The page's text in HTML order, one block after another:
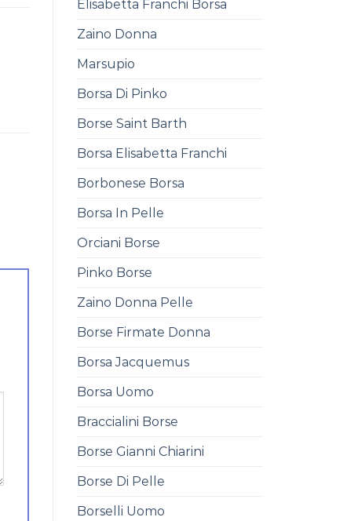
Elisabetta Franchi Borsa
Zaino Donna
Marsupio
Borsa Di Pinko
Borse Saint Barth
Borsa Elisabetta Franchi
Borbonese Borsa
Borsa In Pelle
Orciani Borse
Pinko Borse
Zaino Donna Pelle
Borse Firmate Donna
Borsa Jacquemus
Borsa Uomo
Braccialini Borse
Borse Gianni Chiarini
Borse Di Pelle
Borselli Uomo